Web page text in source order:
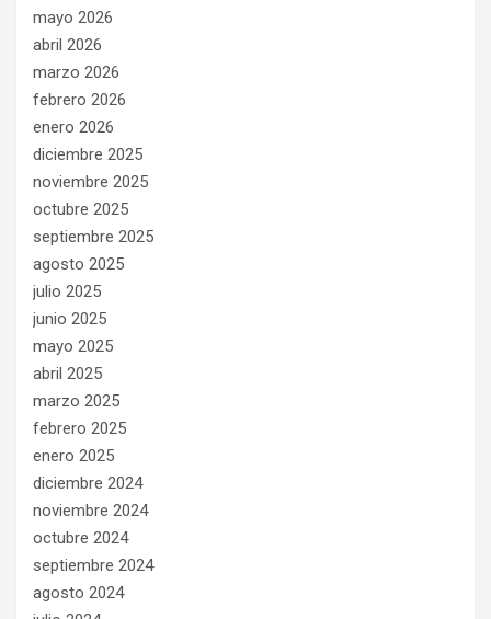
mayo 2026
abril 2026
marzo 2026
febrero 2026
enero 2026
diciembre 2025
noviembre 2025
octubre 2025
septiembre 2025
agosto 2025
julio 2025
junio 2025
mayo 2025
abril 2025
marzo 2025
febrero 2025
enero 2025
diciembre 2024
noviembre 2024
octubre 2024
septiembre 2024
agosto 2024